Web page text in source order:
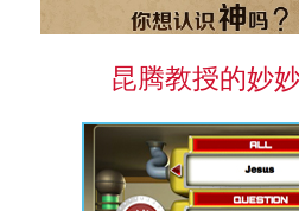
昆腾教授的妙